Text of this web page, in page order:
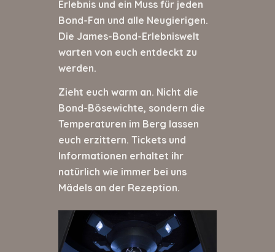
Erlebnis und ein Muss für jeden
Bond-Fan und alle Neugierigen.
Die James-Bond-Erlebniswelt
warten von euch entdeckt zu
werden.
Zieht euch warm an. Nicht die
Bond-Bösewichte, sondern die
Temperaturen im Berg lassen
euch erzittern. Tickets und
Informationen erhaltet ihr
natürlich wie immer bei uns
Mädels an der Rezeption.